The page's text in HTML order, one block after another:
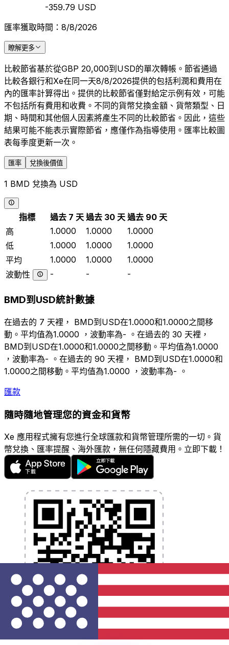
-359.79 USD
匯率獲取時間：8/8/2026
瞭解更多
比較節省基於從GBP 20,000到USD的單次轉帳。節省通過
比較各銀行和Xe在同一天8/8/2026提供的包括利潤和費用在
內的匯率計算得出。提供的比較節省僅對給定示例有效，可能
不包括所有費用和收費。不同的貨幣兌換金額、貨幣類型、日
期、時間和其他個人因素將產生不同的比較節省。因此，這些
結果可能不能表示實際節省，應僅作為指導使用。匯率比較圖
表每季度更新一次。
匯率 兌換後價值
1 BMD 兌換為 USD
指標 過去 7 天 過去 30 天 過去 90 天
高
1.0000 1.0000
1.0000
低
1.0000 1.0000
1.0000
平均
1.0000 1.0000
1.0000
波動性
- - -
BMD到USD統計數據
在過去的 7 天裡， BMD到USD在1.0000和1.0000之間移
動。平均值為1.0000 ，波動率為- 。在過去的 30 天裡，
BMD到USD在1.0000和1.0000之間移動。平均值為1.0000
，波動率為- 。在過去的 90 天裡， BMD到USD在1.0000和
1.0000之間移動。平均值為1.0000 ，波動率為- 。
匯款
隨時隨地管理您的資金和貨幣
Xe 應用程式擁有您進行全球匯款和貨幣管理所需的一切。貨
幣兌換、匯率提醒、海外匯款，無任何隱藏費用。立即下載！